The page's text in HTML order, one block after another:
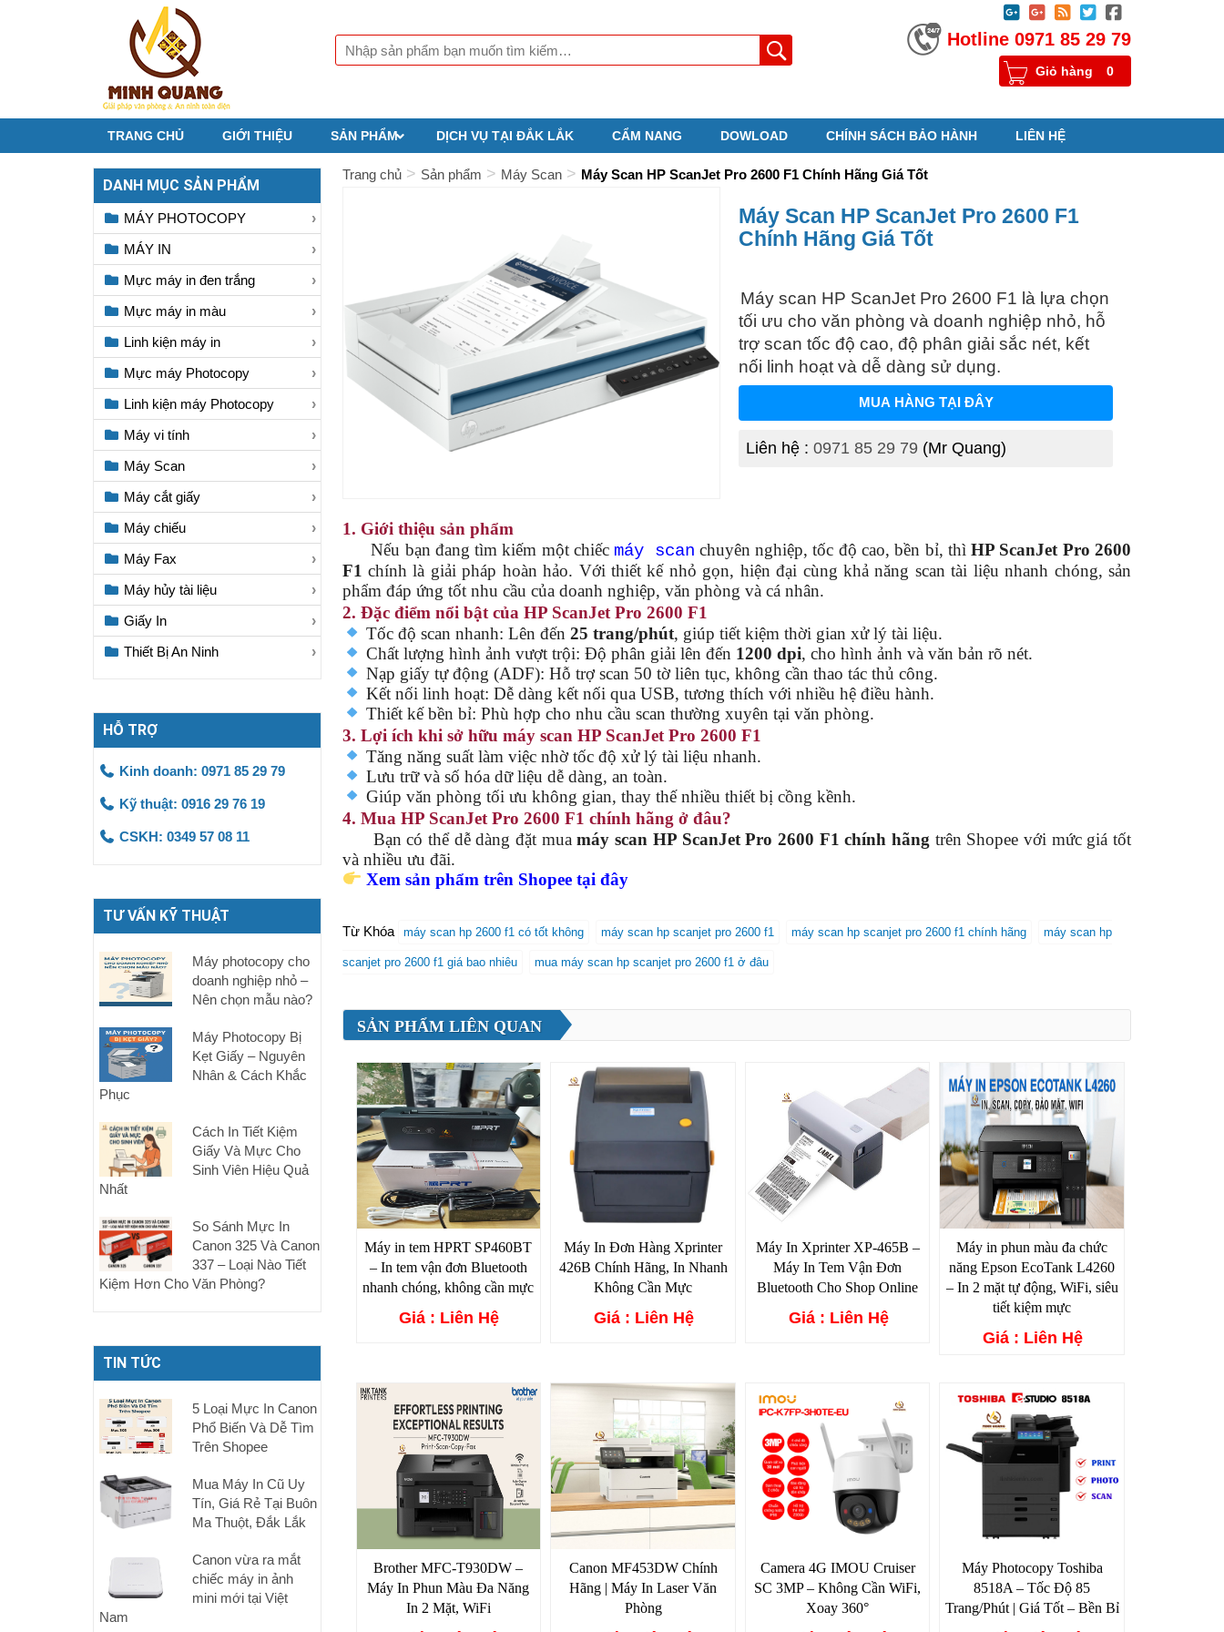





Hotline 0971 85 29 79
Giỏ hàng 0
TRANG CHỦ GIỚI THIỆU SẢN PHẨM DỊCH VỤ TẠI ĐẮK LẮK CẨM NANG DOWLOAD CHÍNH SÁCH BẢO HÀNH LIÊN HỆ
Trang chủ > Sản phẩm > Máy Scan > Máy Scan HP ScanJet Pro 2600 F1 Chính Hãng Giá Tốt
Máy Scan HP ScanJet Pro 2600 F1
Chính Hãng Giá Tốt
Máy scan HP ScanJet Pro 2600 F1 là lựa chọn
tối ưu cho văn phòng và doanh nghiệp nhỏ, hỗ
trợ scan tốc độ cao, độ phân giải sắc nét, kết
nối linh hoạt và dễ dàng sử dụng.
MUA HÀNG TẠI ĐÂY
Liên hệ :0971 85 29 79 (Mr Quang)
1. Giới thiệu sản phẩm
Nếu bạn đang tìm kiếm một chiếc máy scan chuyên nghiệp, tốc độ cao, bền bỉ, thìHP ScanJet Pro 2600
F1 chính là giải pháp hoàn hảo. Với thiết kế nhỏ gọn, hiện đại cùng khả năng scan tài liệu nhanh chóng, sản
phẩm đáp ứng tốt nhu cầu của doanh nghiệp, văn phòng và cá nhân.
2. Đặc điểm nổi bật của HP ScanJet Pro 2600 F1
Tốc độ scan nhanh: Lên đến 25 trang/phút, giúp tiết kiệm thời gian xử lý tài liệu.
Chất lượng hình ảnh vượt trội: Độ phân giải lên đến 1200 dpi, cho hình ảnh và văn bản rõ nét.
Nạp giấy tự động (ADF): Hỗ trợ scan 50 tờ liên tục, không cần thao tác thủ công.
Kết nối linh hoạt: Dễ dàng kết nối qua USB, tương thích với nhiều hệ điều hành.
Thiết kế bền bỉ: Phù hợp cho nhu cầu scan thường xuyên tại văn phòng.
3. Lợi ích khi sở hữu máy scan HP ScanJet Pro 2600 F1
Tăng năng suất làm việc nhờ tốc độ xử lý tài liệu nhanh.
Lưu trữ và số hóa dữ liệu dễ dàng, an toàn.
Giúp văn phòng tối ưu không gian, thay thế nhiều thiết bị cồng kềnh.
4. Mua HP ScanJet Pro 2600 F1 chính hãng ở đâu?
Bạn có thể dễ dàng đặt muamáy scan HP ScanJet Pro 2600 F1 chính hãng trên Shopee với mức giá tốt
và nhiều ưu đãi.
Xem sản phẩm trên Shopee tại đây
Từ Khóa máy scan hp 2600 f1 có tốt không máy scan hp scanjet pro 2600 f1 máy scan hp scanjet pro 2600 f1 chính hãng máy scan hp
scanjet pro 2600 f1 giá bao nhiêu mua máy scan hp scanjet pro 2600 f1 ở đâu
SẢN PHẨM LIÊN QUAN
Máy in tem HPRT SP460BT
– In tem vận đơn Bluetooth
nhanh chóng, không cần mực
Giá : Liên Hệ
Máy In Đơn Hàng Xprinter
426B Chính Hãng, In Nhanh
Không Cần Mực
Giá : Liên Hệ
Máy In Xprinter XP-465B –
Máy In Tem Vận Đơn
Bluetooth Cho Shop Online
Giá : Liên Hệ
Máy in phun màu đa chức
năng Epson EcoTank L4260
– In 2 mặt tự động, WiFi, siêu
tiết kiệm mực
Giá : Liên Hệ
Brother MFC-T930DW –
Máy In Phun Màu Đa Năng
In 2 Mặt, WiFi
Canon MF453DW Chính
Hãng | Máy In Laser Văn
Phòng
Camera 4G IMOU Cruiser
SC 3MP – Không Cần WiFi,
Xoay 360°
Máy Photocopy Toshiba
8518A – Tốc Độ 85
Trang/Phút | Giá Tốt – Bền Bỉ
DANH MỤC SẢN PHẨM
MÁY PHOTOCOPY
MÁY IN
Mực máy in đen trắng
Mực máy in màu
Linh kiện máy in
Mực máy Photocopy
Linh kiện máy Photocopy
Máy vi tính
Máy Scan
Máy cắt giấy
Máy chiếu
Máy Fax
Máy hủy tài liệu
Giấy In
Thiết Bị An Ninh
HỖ TRỢ
Kinh doanh: 0971 85 29 79
Kỹ thuật: 0916 29 76 19
CSKH: 0349 57 08 11
TƯ VẤN KỸ THUẬT
Máy photocopy cho
doanh nghiệp nhỏ –
Nên chọn mẫu nào?
Máy Photocopy Bị
Kẹt Giấy – Nguyên
Nhân & Cách Khắc
Phục
Cách In Tiết Kiệm
Giấy Và Mực Cho
Sinh Viên Hiệu Quả
Nhất
So Sánh Mực In
Canon 325 Và Canon
337 – Loại Nào Tiết
Kiệm Hơn Cho Văn Phòng?
TIN TỨC
5 Loại Mực In Canon
Phổ Biến Và Dễ Tìm
Trên Shopee
Mua Máy In Cũ Uy
Tín, Giá Rẻ Tại Buôn
Ma Thuột, Đắk Lắk
Canon vừa ra mắt
chiếc máy in ảnh
mini mới tại Việt
Nam